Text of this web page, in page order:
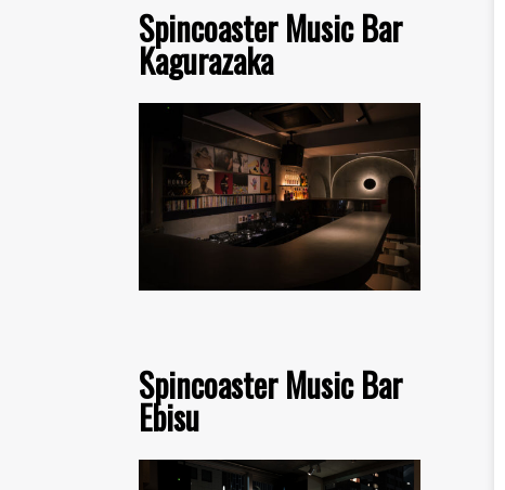
Spincoaster Music Bar
Kagurazaka
Spincoaster Music Bar
Ebisu